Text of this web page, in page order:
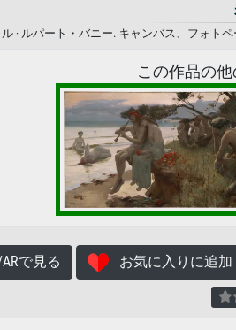
· ルパート・バニー. キャンバス、フォト
この作品の
で見る お気に入りに追加